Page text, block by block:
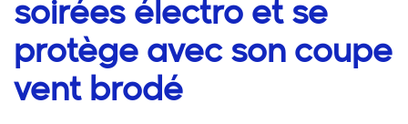
soirées électro et se
protège avec son coupe
vent brodé